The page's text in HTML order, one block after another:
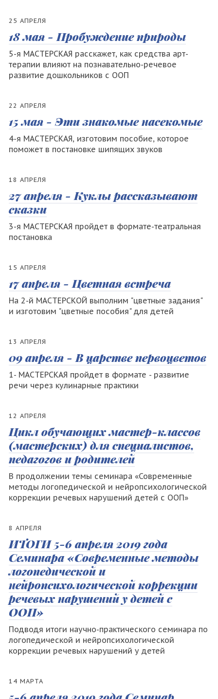
25 АПРЕЛЯ
18 мая - Пробуждение природы
5-я МАСТЕРСКАЯ расскажет, как средства арт-
терапии влияют на познавательно-речевое
развитие дошкольников с ООП
22 АПРЕЛЯ
15 мая - Эти знакомые насекомые
4-я МАСТЕРСКАЯ, изготовим пособие, которое
поможет в постановке шипящих звуков
18 АПРЕЛЯ
27 апреля - Куклы рассказывают
сказки
3-я МАСТЕРСКАЯ пройдет в формате-театральная
постановка
15 АПРЕЛЯ
17 апреля - Цветная встреча
На 2-й МАСТЕРСКОЙ выполним "цветные задания"
и изготовим "цветные пособия" для детей
13 АПРЕЛЯ
09 апреля - В царстве первоцветов
1- МАСТЕРСКАЯ пройдет в формате - развитие
речи через кулинарные практики
12 АПРЕЛЯ
Цикл обучающих мастер-классов
(мастерских) для специалистов,
педагогов и родителей
В продолжении темы семинара «Современные
методы логопедической и нейропсихологической
коррекции речевых нарушений детей с ООП»
8 АПРЕЛЯ
ИТОГИ 5-6 апреля 2019 года
Семинара «Современные методы
логопедической и
нейропсихологической коррекции
речевых нарушений у детей с
ООП»
Подводя итоги научно-практического семинара по
логопедической и нейропсихологической
коррекции речевых нарушений у детей
14 МАРТА